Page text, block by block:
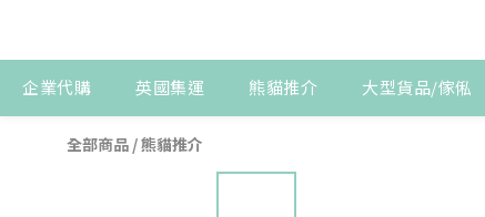
企業代購 英國集運 熊貓推介 大型貨品/傢俬
全部商品 /熊貓推介